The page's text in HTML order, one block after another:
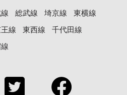
総武線 埼京線
東横線
線 東西線
千代田線